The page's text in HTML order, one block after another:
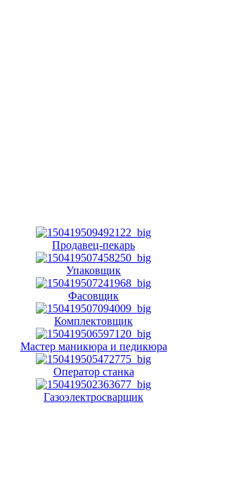
Продавец-пекарь
Упаковщик
Фасовщик
Комплектовщик
Мастер маникюра и педикюра
Оператор станка
Газоэлектросварщик